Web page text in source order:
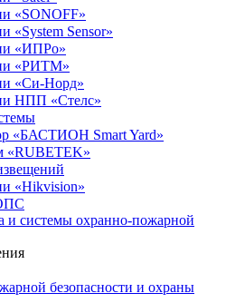
«SONOFF»
«System Sensor»
«ИПРо»
«РИТМ»
«Си-Норд»
НПП «Стелс»
«БАСТИОН Smart Yard»
«RUBETEK»
«Hikvision»
и системы охранно-пожарной
безопасности и охраны